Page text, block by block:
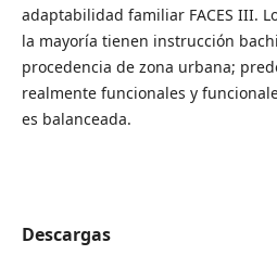
adaptabilidad familiar FACES III.
la mayoría tienen instrucción
procedencia de zona urbana;
realmente funcionales y
es balanceada.
Descargas